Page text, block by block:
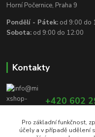
Horní Počernice, Praha 9
Pondělí - Pátek: od 9:00 do
Sobota: od 9:00 do 12:00
Kontakty
+420 602
info@mixshop-
Pro základní funkčnost,
účely a v případě udělení